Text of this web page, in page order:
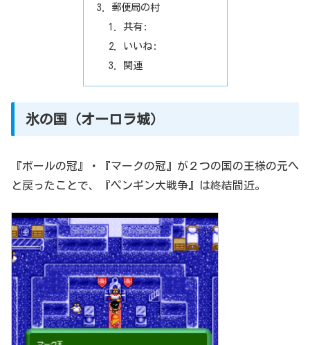
郵便局の村
共有:
いいね:
関連
氷の国（オーロラ城）
『ボールの冠』・『マークの冠』が２つの国の王様の元へ
と戻ったことで、『ペンギン大戦争』は終結間近。